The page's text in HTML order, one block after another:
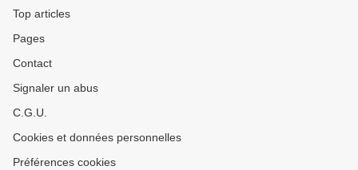
Top articles
Pages
Contact
Signaler un abus
C.G.U.
Cookies et données personnelles
Préférences cookies